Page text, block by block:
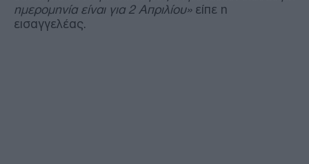
ημερομηνία είναι για 2 Απριλίου»είπε η
εισαγγελέας.